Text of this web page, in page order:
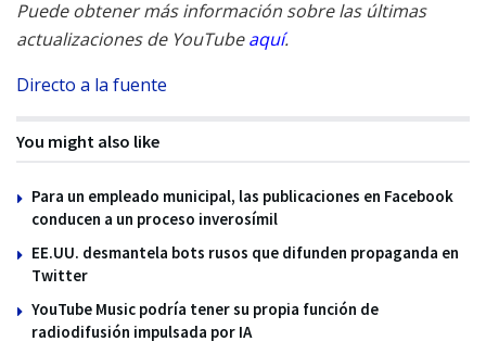
Puede obtener más información sobre las últimas
actualizaciones de YouTubeaquí.
Directo a la fuente
You might also like
Para un empleado municipal, las publicaciones en Facebook
conducen a un proceso inverosímil
EE.UU. desmantela bots rusos que difunden propaganda en
Twitter
YouTube Music podría tener su propia función de
radiodifusión impulsada por IA